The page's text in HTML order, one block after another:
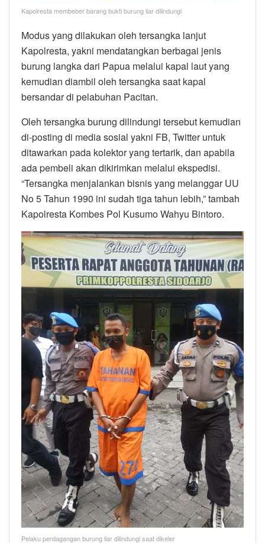
Kapolresta membeber barang bukti burung liar dilindungi
Modus yang dilakukan oleh tersangka lanjut
Kapolresta, yakni mendatangkan berbagai jenis
burung langka dari Papua melalui kapal laut yang
kemudian diambil oleh tersangka saat kapal
bersandar di pelabuhan Pacitan.
Oleh tersangka burung dilindungi tersebut kemudian
di-posting di media sosial yakni FB, Twitter untuk
ditawarkan pada kolektor yang tertarik, dan apabila
ada pembeli akan dikirimkan melalui ekspedisi.
“Tersangka menjalankan bisnis yang melanggar UU
No 5 Tahun 1990 ini sudah tiga tahun lebih,” tambah
Kapolresta Kombes Pol Kusumo Wahyu Bintoro.
Pelaku perdagangan burung liar dilindungi saat dikeler